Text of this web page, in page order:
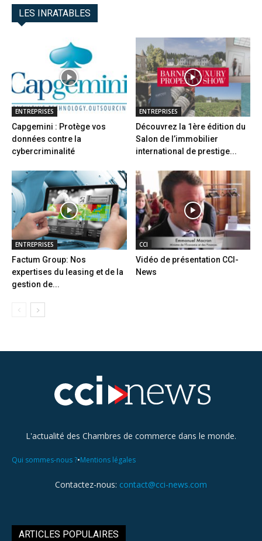
LES INRATABLES
ENTREPRISES
Capgemini : Protège vos
données contre la
cybercriminalité
ENTREPRISES
Découvrez la 1ère édition du
Salon de l’immobilier
international de prestige...
ENTREPRISES
Factum Group: Nos
expertises du leasing et de la
gestion de...
CCI
Vidéo de présentation CCI-
News
L'actualité des Chambres de commerce dans le monde.
Qui sommes-nous ?•Mentions légales
Contactez-nous: contact@cci-news.com
ARTICLES POPULAIRES